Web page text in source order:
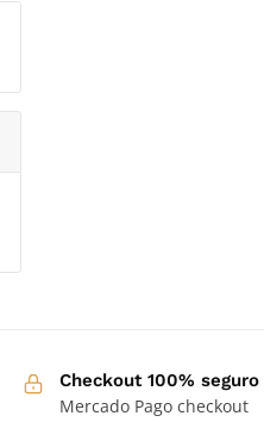
Checkout 100% seguro
Mercado Pago checkout